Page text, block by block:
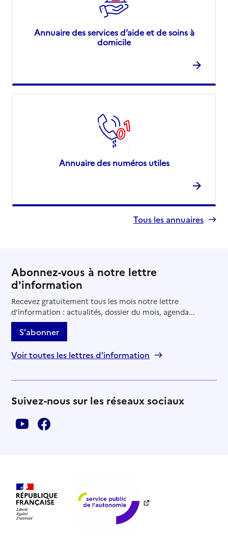
Annuaire des services d’aide et de soins à
domicile
Annuaire des numéros utiles
Tous les annuaires
Abonnez-vous à notre lettre
d'information
Recevez gratuitement tous les mois notre lettre
d'information : actualités, dossier du mois, agenda...
S'abonner
Voir toutes les lettres d'information
Suivez-nous sur les réseaux sociaux